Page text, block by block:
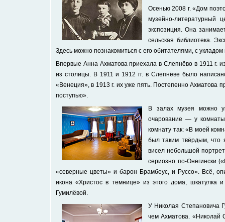
Осенью 2008 г. «Дом
музейно-литературный
экспозиция. Она
сельская библиотека.
Здесь можно познакомиться с его обитателями, с
Впервые Анна Ахматова приехала в Слепнёво в 1911 г.
из столицы. В 1911 и 1912 гг. в Слепнёве было
«Венеция», в 1913 г. их уже пять. Постепенно Ахматова
поступью».
В залах музея можно
очарование — у
комнату так: «В моей
был таким твёрдым, что
висел небольшой
сериозно по-Онегински
«северные цветы» и барон Брамбеус, и Руссо». Всё,
икона «Христос в темнице» из этого дома, шкатулка
Гумилёвой.
У Николая Степановича
чем Ахматова. «Николай